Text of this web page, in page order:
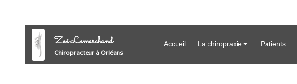
Accueil La chiropraxie Patients
Zoé Lemarchand
Chiropracteur à Orléans